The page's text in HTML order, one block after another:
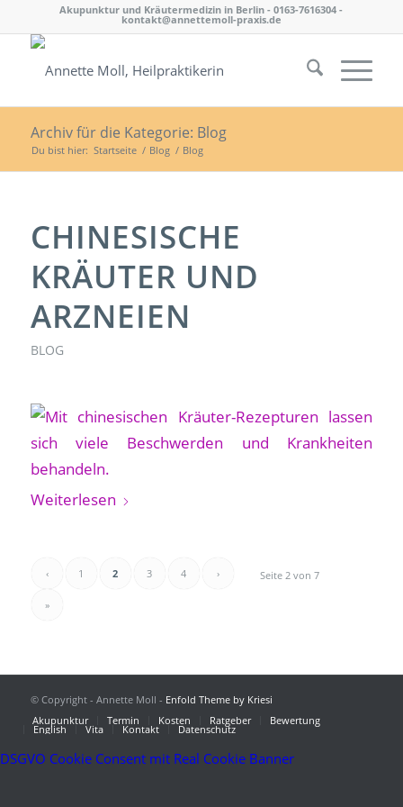
Akupunktur und Kräutermedizin in Berlin - 0163-7616304 -
kontakt@annettemoll-praxis.de
Archiv für die Kategorie: Blog
Du bist hier: Startseite / Blog / Blog
CHINESISCHE
KRÄUTER UND
ARZNEIEN
BLOG
Weiterlesen
Seite 2 von 7
‹ 1 2 3 4 ›
»
© Copyright - Annette Moll - Enfold Theme by Kriesi
Akupunktur
Termin Kosten Ratgeber Bewertung
English Vita Kontakt Datenschutz
DSGVO Cookie Consent mit Real Cookie Banner